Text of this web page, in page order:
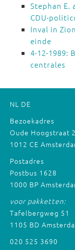
Stephan E.
CDU-
Inval in
einde
4-12-1989:
centrales
NL DE
Bezoekadres
Oude Hoogstraat
1012 CE
Postadres
Postbus 1628
1000 BP
voor pakketten:
Tafelbergweg 51
1105 BD
020 525 3690